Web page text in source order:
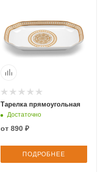
Тарелка прямоугольная
Достаточно
от 890 ₽
ПОДРОБНЕЕ